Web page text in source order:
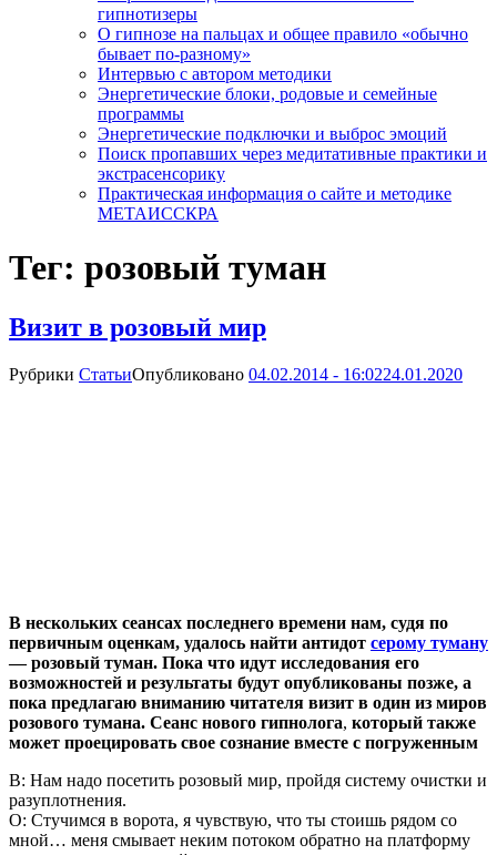
гипнотизеры
О гипнозе на пальцах и общее правило «обычно
бывает по-разному»
Интервью с автором методики
Энергетические блоки, родовые и семейные
программы
Энергетические подключки и выброс эмоций
Поиск пропавших через медитативные практики и
экстрасенсорику
Практическая информация о сайте и методике
МЕТАИССКРА
Тег: розовый туман
Визит в розовый мир
Рубрики СтатьиОпубликовано 04.02.2014 - 16:0224.01.2020
В нескольких сеансах последнего времени нам, судя по
первичным оценкам, удалось найти антидот серому туману
— розовый туман. Пока что идут исследования его
возможностей и результаты будут опубликованы позже, а
пока предлагаю вниманию читателя визит в один из миров
розового тумана. Сеанс нового гипнолога, который также
может проецировать свое сознание вместе с погруженным
В: Нам надо посетить розовый мир, пройдя систему очистки и
разуплотнения.
О: Стучимся в ворота, я чувствую, что ты стоишь рядом со
мной… меня смывает неким потоком обратно на платформу